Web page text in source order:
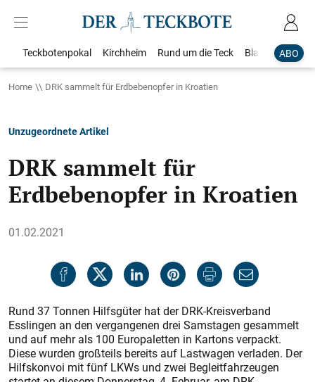
ABO
Teckbotenpokal Kirchheim Rund um die Teck Blaulicht
Home DRK sammelt für Erdbebenopfer in Kroatien
Unzugeordnete Artikel
DRK sammelt für
Erdbebenopfer in Kroatien
01.02.2021
Rund 37 Tonnen Hilfsgüter hat der DRK-Kreisverband
Esslingen an den vergangenen drei Samstagen gesammelt
und auf mehr als 100 Europaletten in Kartons verpackt.
Diese wurden großteils bereits auf Lastwagen verladen. Der
Hilfskonvoi mit fünf LKWs und zwei Begleitfahrzeugen